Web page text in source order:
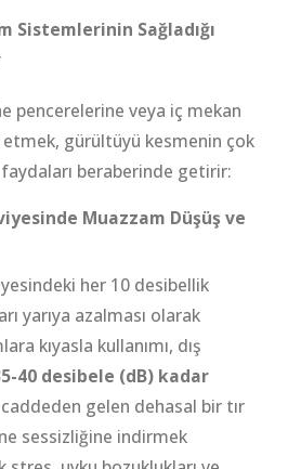
Sistemlerinin Sağladığı
pencerelerine veya iç mekan
gürültüyü kesmenin çok
beraberinde getirir:
Muazzam Düşüş ve
her 10 desibellik
yarıya azalması olarak
kıyasla kullanımı, dış
40 desibele (dB) kadar
gelen dehasal bir tır
sessizliğine indirmek